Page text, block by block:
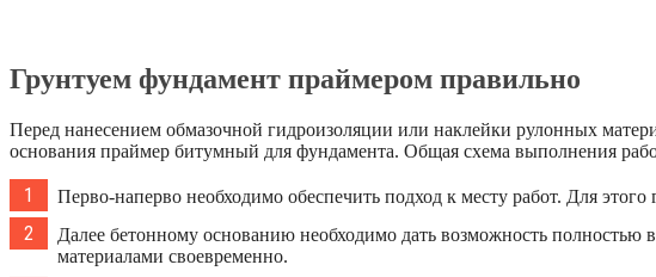
Грунтуем фундамент праймером правильно
Перед нанесением обмазочной гидроизоляции или наклейки рулонных
основания праймер битумный для фундамента. Общая схема выполнения
Перво-наперво необходимо обеспечить подход к месту работ. Для
Далее бетонному основанию необходимо дать возможность
материалами своевременно.